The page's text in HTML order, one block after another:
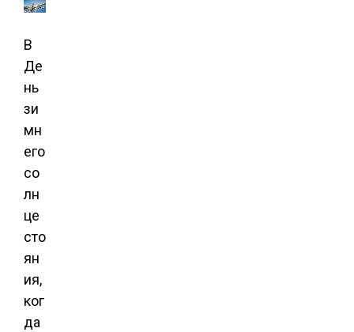
В
Де
нь
зи
мн
его
со
лн
це
сто
ян
ия,
ког
да